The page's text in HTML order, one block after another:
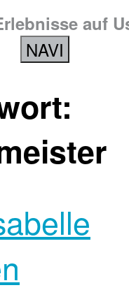
auf
NAVI